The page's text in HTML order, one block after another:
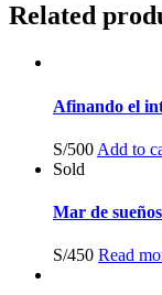
Related
Afinando el
S/500 Add to
Sold
Mar de
S/450 Read